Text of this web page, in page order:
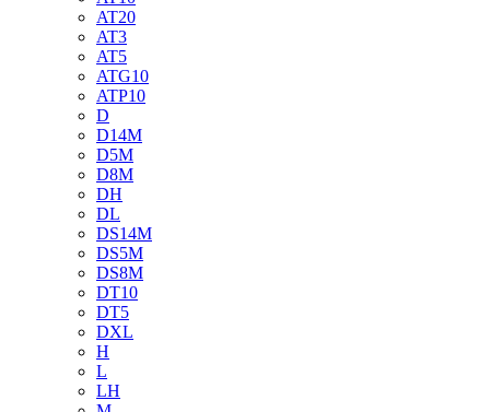
AT20
AT3
AT5
ATG10
ATP10
D
D14M
D5M
D8M
DH
DL
DS14M
DS5M
DS8M
DT10
DT5
DXL
H
L
LH